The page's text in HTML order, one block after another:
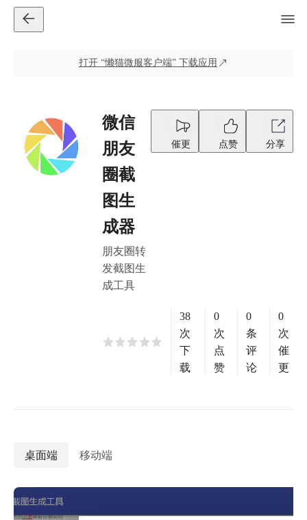
打开 “懒猫微服客户端” 下载应用
微信
朋友
圈截
图生
成器
朋友圈转
发截图生
成工具
催更 点赞 分享
38
次
下
载
0
次
点
赞
0
条
评
论
0
次
催
更
桌面端 移动端